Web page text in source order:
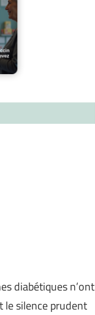
diabétiques n’ont
le silence prudent